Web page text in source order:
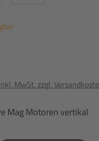
MwSt. zzgl.
Mag Motoren vertikal